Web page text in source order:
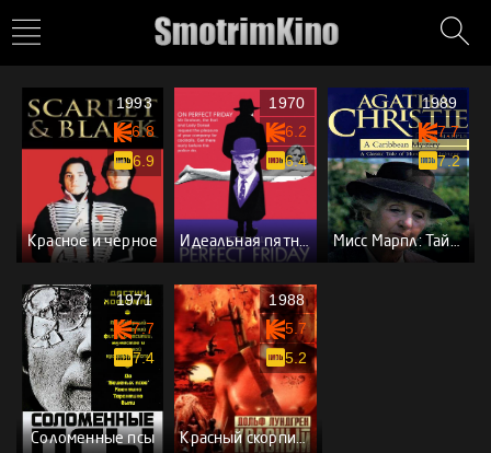
Красное и черное
1993
6.8
6.9
Идеальная пятница для преступления
1970
6.2
6.4
Мисс Марпл: Тайна Карибского залива
1989
7.7
7.2
Соломенные псы
1971
7.7
7.4
Красный скорпион
1988
5.7
5.2